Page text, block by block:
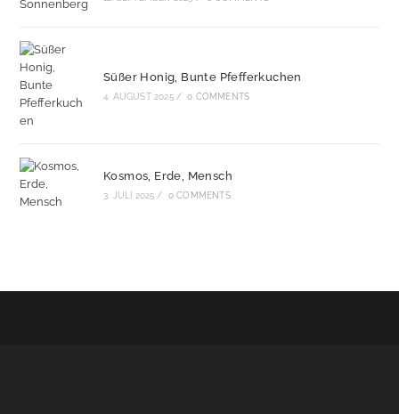
Süßer Honig, Bunte Pfefferkuchen
4. AUGUST 2025 / 0 COMMENTS
Kosmos, Erde, Mensch
3. JULI 2025 / 0 COMMENTS